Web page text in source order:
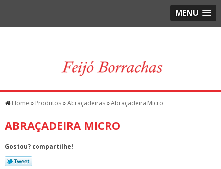
MENU
Home » Produtos»Abraçadeiras»Abraçadeira Micro
ABRAÇADEIRA MICRO
Gostou? compartilhe!